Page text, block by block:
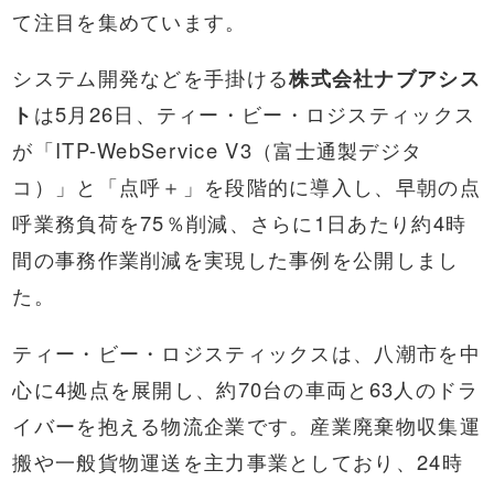
て注目を集めています。
システム開発などを手掛ける株式会社ナブアシス
ト は5月26日、ティー・ビー・ロジスティックス
が「ITP-WebService V3（富士通製デジタ
コ）」と「点呼＋」を段階的に導入し、早朝の点
呼業務負荷を75％削減、さらに1日あたり約4時
間の事務作業削減を実現した事例を公開しまし
た。
ティー・ビー・ロジスティックスは、八潮市を中
心に4拠点を展開し、約70台の車両と63人のドラ
イバーを抱える物流企業です。産業廃棄物収集運
搬や一般貨物運送を主力事業としており、24時